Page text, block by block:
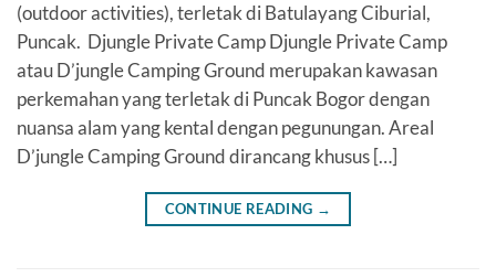
(outdoor activities), terletak di Batulayang Ciburial,
Puncak. Djungle Private Camp Djungle Private Camp
atau D’jungle Camping Ground merupakan kawasan
perkemahan yang terletak di Puncak Bogor dengan
nuansa alam yang kental dengan pegunungan. Areal
D’jungle Camping Ground dirancang khusus […]
CONTINUE READING →